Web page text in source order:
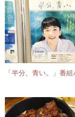
「半分、青い。」番